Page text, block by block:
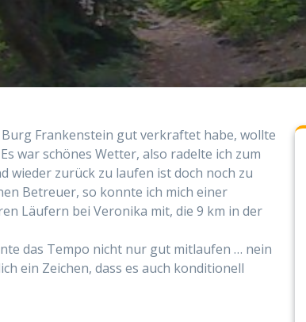
Frankenstein gut verkraftet habe, wollte
war schönes Wetter, also radelte ich zum
wieder zurück zu laufen ist doch noch zu
Betreuer, so konnte ich mich einer
Läufern bei Veronika mit, die 9 km in der
das Tempo nicht nur gut mitlaufen … nein
ein Zeichen, dass es auch konditionell